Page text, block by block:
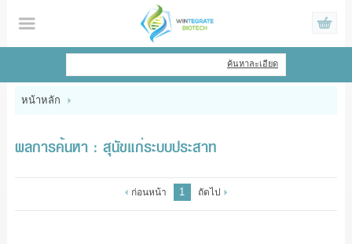
ไทย | English
หน้าหลัก
ค้นหาละเอียด
หน้าหลัก
ผลการค้นหา : สุนัขแก่ระบบประสาท
ก่อนหน้า 1 ถัดไป